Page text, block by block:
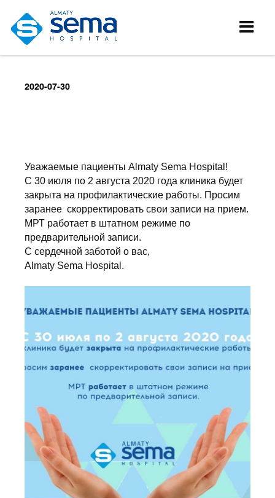
2020-07-30
Уважаемые пациенты Almaty Sema Hospital!
С 30 июля по 2 августа 2020 года клиника будет
закрыта на профилактические работы. Просим
заранее скорректировать свои записи на прием.
МРТ работает в штатном режиме по
предварительной записи.
С сердечной заботой о вас,
Almaty Sema Hospital.